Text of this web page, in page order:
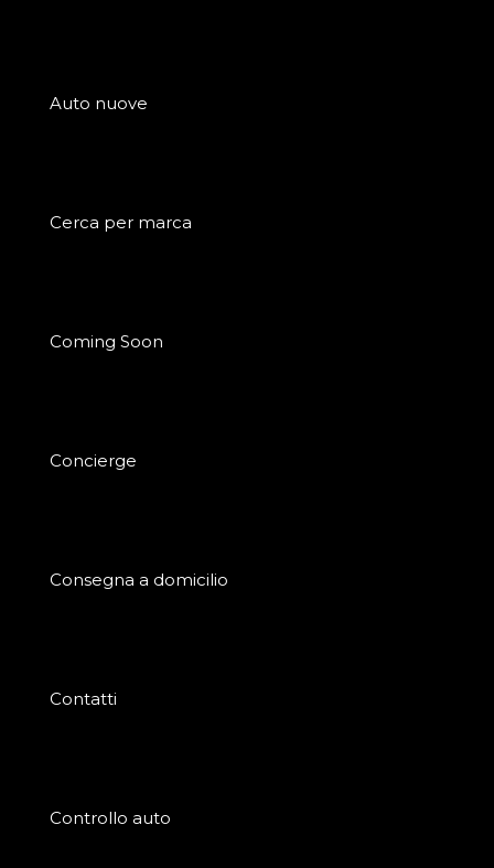
Auto nuove
Cerca per marca
Coming Soon
Concierge
Consegna a domicilio
Contatti
Controllo auto